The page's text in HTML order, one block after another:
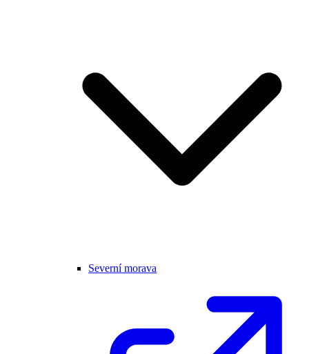
Severní morava